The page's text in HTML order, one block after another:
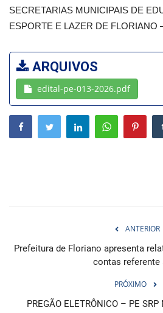
Mural de Licitações
Vídeos
Webmail
Contato
SECRETARIAS MUNICIPAIS DE
ESPORTE E LAZER DE FLORIANO
ARQUIVOS
edital-pe-013-2026.pdf
ANTERIOR
Prefeitura de Floriano apresenta
contas referente
PRÓXIMO
PREGÃO ELETRÔNICO – PE